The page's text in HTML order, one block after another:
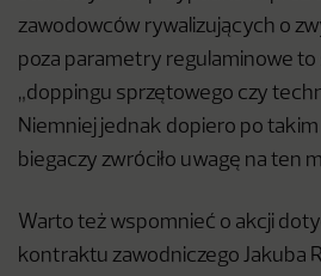
zawodowców rywalizujących o
poza parametry regulaminowe
„doppingu sprzętowego czy
Niemniej jednak dopiero po
biegaczy zwróciło uwagę na ten
Warto też wspomnieć o akcji
kontraktu zawodniczego Jakuba